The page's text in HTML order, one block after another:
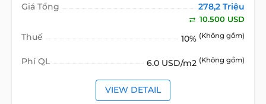
Giá Tổng 278,2 Triệu
10.500 USD
Thuế 10% (Không gồm)
Phí QL 6.0 USD/m2 (Không gồm)
VIEW DETAIL